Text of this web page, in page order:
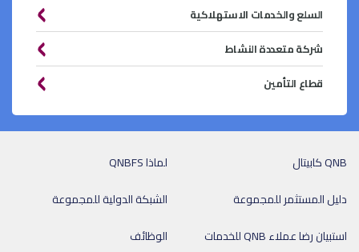
السلع والخدمات الاستهلاكية
شركة متعددة النشاط
قطاع التأمين
لماذا QNBFS
QNB كابيتال
الشبكة الدولية للمجموعة
دليل المستثمر للمجموعة
الوظائف
استبيان رضا عملاء QNB للخدمات